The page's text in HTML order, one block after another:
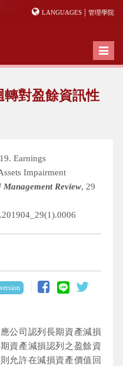
LANGUAGES | 管理學院
Toggle
轉對盈餘資訊性
Earnings
Impairment
Management Review, 29
公司認列長期資產減損
資產減損認列之盈餘資
允許在減損資產價值回